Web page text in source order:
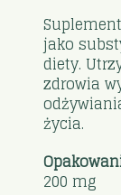
jako
diety.
zdrowia
życia.
200 mg